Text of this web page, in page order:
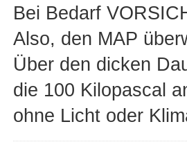
Bei Bedarf
Also, den MAP
Über den dicken
die 100 Kilopascal
ohne Licht oder